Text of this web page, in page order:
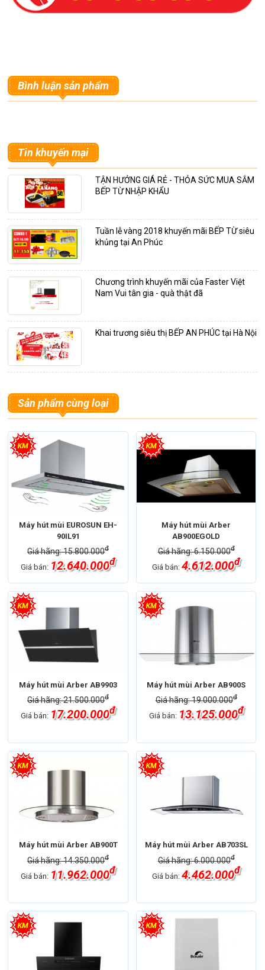
Bình luận sản phẩm
Tin khuyến mại
TẬN HƯỞNG GIÁ RẺ - THỎA SỨC MUA SẮM
BẾP TỪ NHẬP KHẨU
Tuần lễ vàng 2018 khuyến mãi BẾP TỪ siêu
khủng tại An Phúc
Chương trình khuyến mãi của Faster Việt
Nam Vui tân gia - quà thật đã
Khai trương siêu thị BẾP AN PHÚC tại Hà Nội
Sản phẩm cùng loại
Máy hút mùi EUROSUN EH-
90IL91
Giá hãng: 15.800.000đ
Giá bán: 12.640.000đ
Máy hút mùi Arber
AB900EGOLD
Giá hãng: 6.150.000đ
Giá bán:4.612.000đ
Máy hút mùi Arber AB9903
Giá hãng: 21.500.000đ
Giá bán: 17.200.000đ
Máy hút mùi Arber AB900S
Giá hãng: 19.000.000đ
Giá bán: 13.125.000đ
Máy hút mùi Arber AB900T
Giá hãng: 14.350.000đ
Giá bán: 11.962.000đ
Máy hút mùi Arber AB703SL
Giá hãng: 6.000.000đ
Giá bán:4.462.000đ